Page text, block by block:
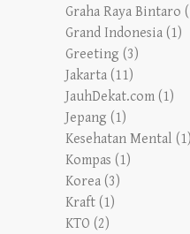
Graha Raya Bintaro
Grand Indonesia (1)
Greeting (3)
Jakarta (11)
JauhDekat.com (1)
Jepang (1)
Kesehatan Mental (1)
Kompas (1)
Korea (3)
Kraft (1)
KTO (2)